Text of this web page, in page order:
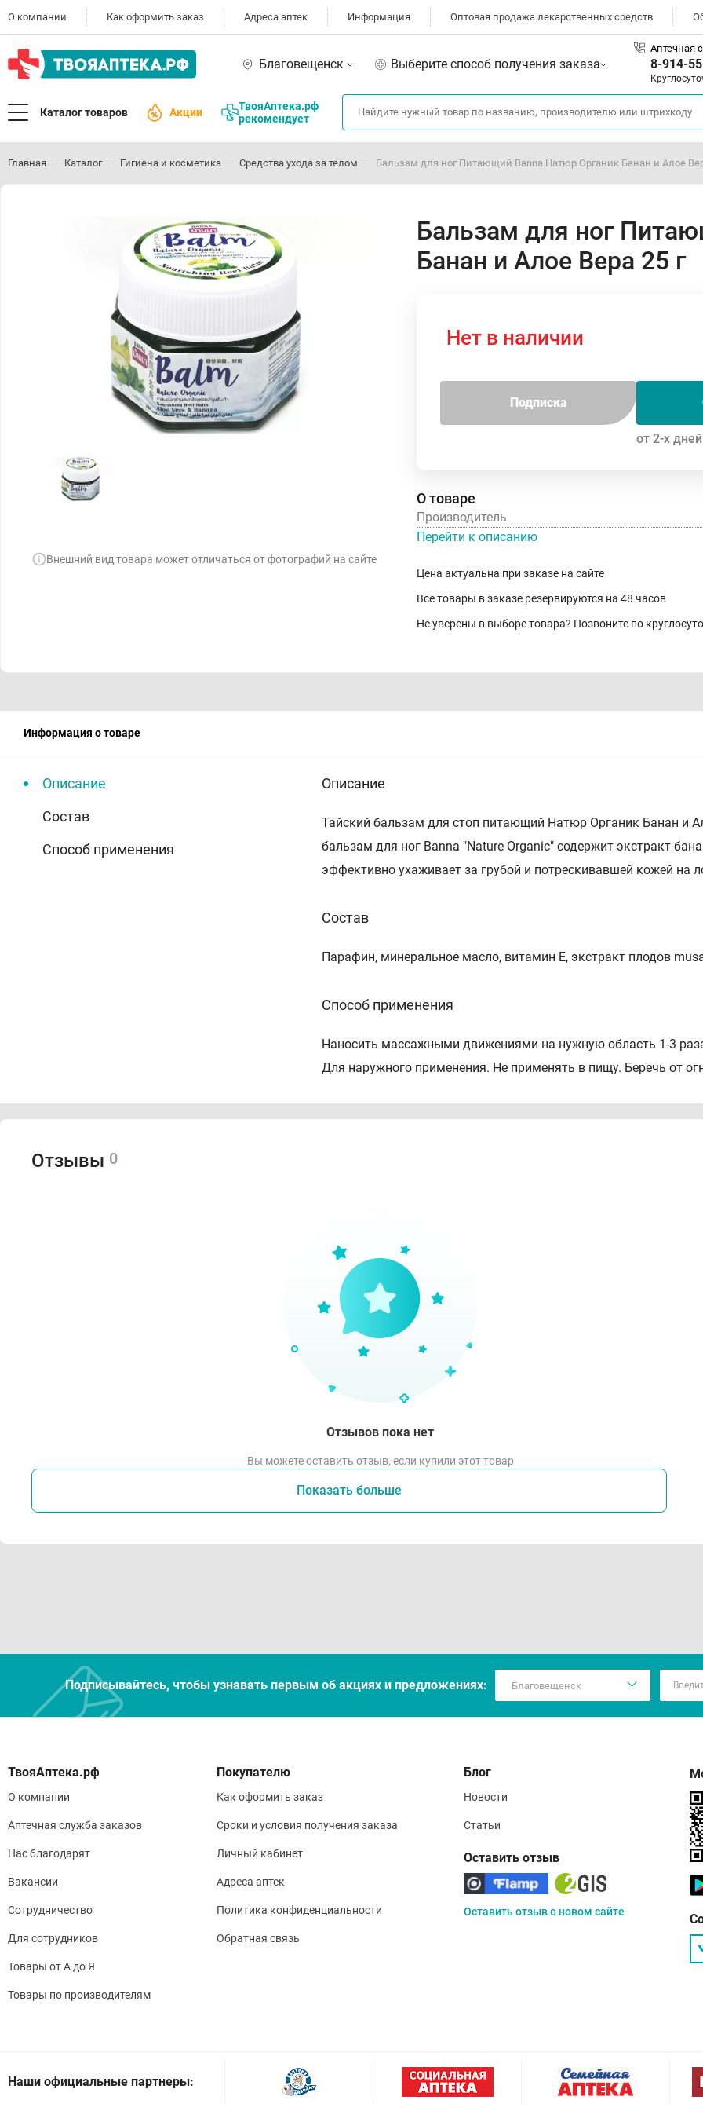
О компании Как оформить заказ Адреса аптек Информация Оптовая продажа лекарственных средств
Благовещенск Выберите способ получения заказа
Аптечная
8-914-
Каталог товаров Акции
ТвояАптека.рф
рекомендует
Главная Каталог Гигиена и косметика Средства ухода за телом Бальзам для ног Питающий Banna Натюр Органик Банан и Алое
Внешний вид товара может отличаться от фотографий на сайте
Бальзам для ног
Банан и Алое Вера 25 г
Нет в наличии
Подписка
от 2-х дней
О товаре
Производитель
Перейти к описанию
Цена актуальна при заказе на сайте
Все товары в заказе резервируются на 48 часов
Не уверены в выборе товара? Позвоните по
Информация о товаре
Описание
Состав
Способ применения
Описание
Тайский бальзам для стоп питающий Натюр Органик Банан и
бальзам для ног Banna "Nature Organic" содержит экстракт
эффективно ухаживает за грубой и потрескивавшей кожей на
Состав
Парафин, минеральное масло, витамин Е, экстракт плодов
Способ применения
Наносить массажными движениями на нужную область 1-3
Для наружного применения. Не применять в пищу. Беречь от
Отзывы 0
Отзывов пока нет
Вы можете оставить отзыв, если купили этот товар
Показать больше
Подписывайтесь, чтобы узнавать первым об акцияx и предложениях:
О компании
Аптечная служба заказов
Нас благодарят
Вакансии
Сотрудничество
Для сотрудников
Товары от А до Я
Товары по производителям
Покупателю
Как оформить заказ
Сроки и условия получения заказа
Личный кабинет
Адреса аптек
Политика конфиденциальности
Обратная связь
Блог
Новости
Статьи
Оставить отзыв
Оставить отзыв о новом сайте
Наши официальные партнеры: